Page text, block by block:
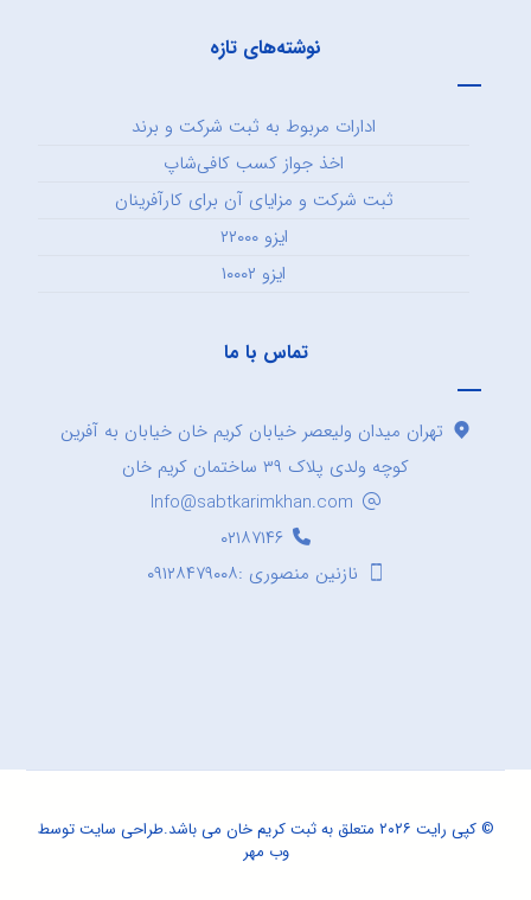
نوشته‌های تازه
ادارات مربوط به ثبت شرکت و برند
اخذ جواز کسب کافی‌شاپ
ثبت شرکت و مزایای آن برای کارآفرینان
ایزو ۲۲۰۰۰
ایزو ۱۰۰۰۲
تماس با ما
تهران میدان ولیعصر خیابان کریم خان خیابان به آفرین
کوچه ولدی پلاک ۳۹ ساختمان کریم خان
Info@sabtkarimkhan.com
۰۲۱۸۷۱۴۶
نازنین منصوری :۰۹۱۲۸۴۷۹۰۰۸
© کپی رایت ۲۰۲۶ متعلق به ثبت کریم خان می باشد. طراحی سایتتوسط
وب مهر